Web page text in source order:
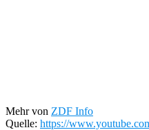
Mehr von ZDF Info
Quelle: https://